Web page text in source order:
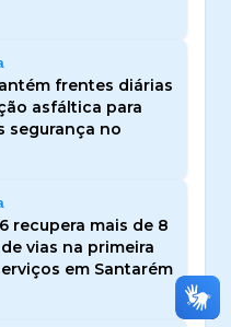
frentes diárias
asfáltica para
segurança no
recupera mais de 8
vias na primeira
em Santarém